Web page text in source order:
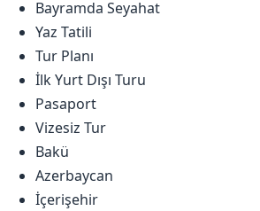
Bayramda Seyahat
Yaz Tatili
Tur Planı
İlk Yurt Dışı Turu
Pasaport
Vizesiz Tur
Bakü
Azerbaycan
İçerişehir